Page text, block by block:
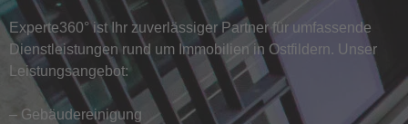
Experte360° ist Ihr zuverlässiger Partner für umfassende
Dienstleistungen rund um Immobilien in Ostfildern. Unser
Leistungsangebot:
– Gebäudereinigung